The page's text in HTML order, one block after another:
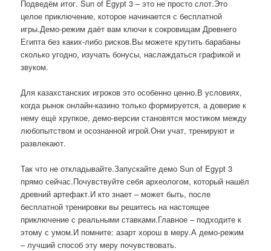
Подведём итог. Sun of Egypt 3 – это не просто слот.Это
целое приключение, которое начинается с бесплатной
игры.Демо-режим даёт вам ключи к сокровищам Древнего
Египта без каких-либо рисков.Вы можете крутить барабаны
сколько угодно, изучать бонусы, наслаждаться графикой и
звуком.
Для казахстанских игроков это особенно ценно.В условиях,
когда рынок онлайн-казино только формируется, а доверие к
нему ещё хрупкое, демо-версии становятся мостиком между
любопытством и осознанной игрой.Они учат, тренируют и
развлекают.
Так что не откладывайте.Запускайте демо Sun of Egypt 3
прямо сейчас.Почувствуйте себя археологом, который нашёл
древний артефакт.И кто знает – может быть, после
бесплатной тренировки вы решитесь на настоящее
приключение с реальными ставками.Главное – подходите к
этому с умом.И помните: азарт хорош в меру.А демо-режим
– лучший способ эту меру почувствовать.